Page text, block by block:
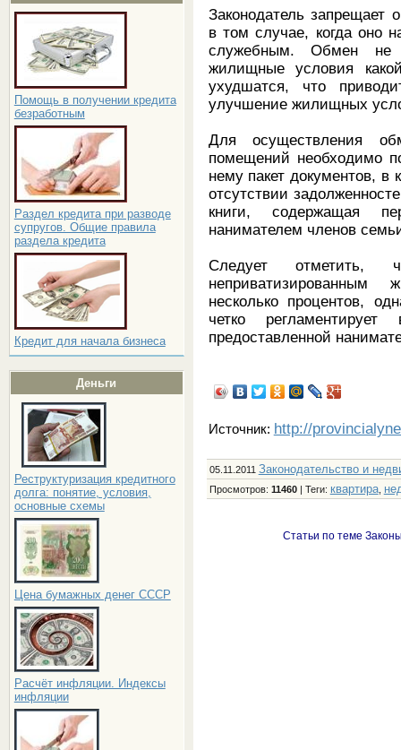
Помощь в получении кредита
безработным
Раздел кредита при разводе
супругов. Общие правила
раздела кредита
Кредит для начала бизнеса
Деньги
Реструктуризация кредитного
долга: понятие, условия,
основные схемы
Цена бумажных денег СССР
Расчёт инфляции. Индексы
инфляции
Законодатель запрещает
в том случае, когда оно
служебным. Обмен не
жилищные условия
ухудшатся, что
улучшение жилищных
Для осуществления
помещений необходимо
нему пакет документов, в
отсутствии
книги, содержащая
нанимателем членов
Следует
несколько процентов,
четко
предоставленной
Источник: http://
05.11.2011 Законодательство и
Просмотров: 11460| Теги: квартира,
Статьи по теме